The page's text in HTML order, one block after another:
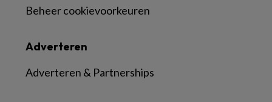
Adverteren
Adverteren & Partnerships
Beheer cookievoorkeuren